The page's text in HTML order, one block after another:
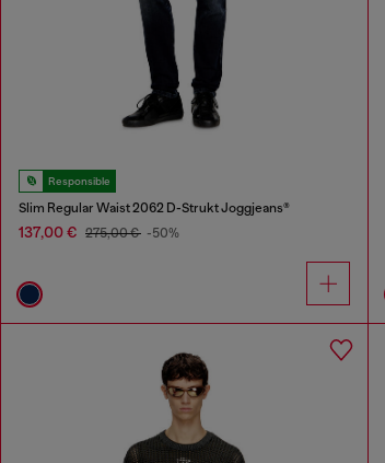
Responsible
Slim Regular Waist 2062 D-Strukt Joggjeans®
137,00 € 275,00 € -50%